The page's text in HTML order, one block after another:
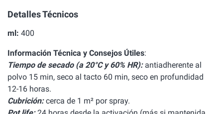
Detalles Técnicos
ml: 400
Información Técnica y Consejos Útiles:
Tiempo de secado (a 20°C y 60% HR):antiadherente al
polvo 15 min, seco al tacto 60 min, seco en profundidad
12-16 horas.
Cubrición:cerca de 1 m² por spray.